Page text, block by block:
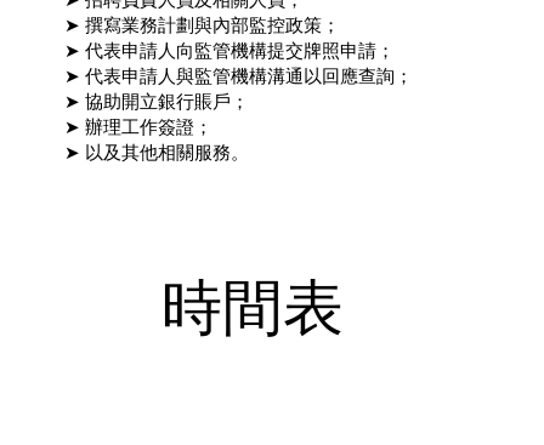
➤ 撰寫業務計劃與內部監控政策；
➤ 代表申請人向監管機構提交牌照申請；
➤ 代表申請人與監管機構溝通以回應查詢；
➤ 協助開立銀行賬戶；
➤ 辦理工作簽證；
➤ 以及其他相關服務。
時間表